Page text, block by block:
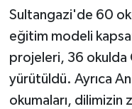
Sultangazi'de 60
eğitim modeli
projeleri, 36 okulda
yürütüldü. Ayrıca
okumaları, dilimizin